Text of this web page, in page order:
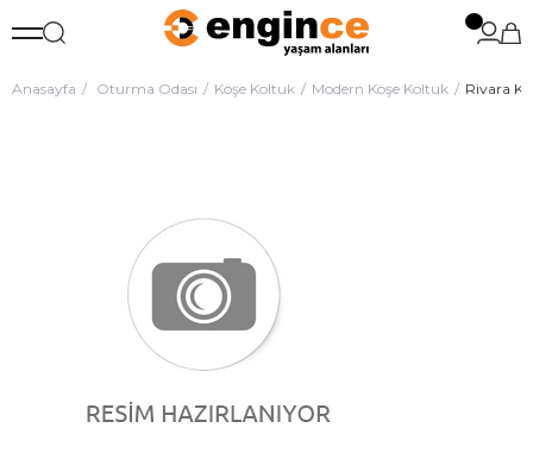
Anasayfa Oturma Odası Köşe Koltuk Modern Köşe Koltuk Rivara